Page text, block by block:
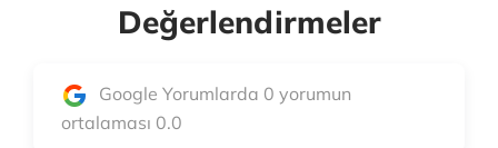
Değerlendirmeler
Google Yorumlarda 0 yorumun
ortalaması 0.0